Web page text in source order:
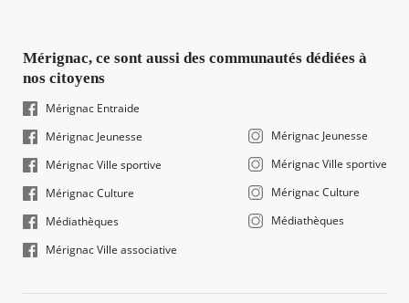
Mérignac, ce sont aussi des communautés dédiées à
nos citoyens
Mérignac Entraide
Mérignac Jeunesse
Mérignac Ville sportive
Mérignac Culture
Médiathèques
Mérignac Ville associative
Mérignac Jeunesse
Mérignac Ville sportive
Mérignac Culture
Médiathèques